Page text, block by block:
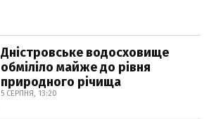
Дністровське водосховище
обміліло майже до рівня
природного річища
5 СЕРПНЯ, 13:20